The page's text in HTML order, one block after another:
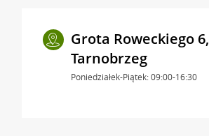
Grota Roweckiego 6,
Tarnobrzeg
Poniedziałek-Piątek: 09:00-16:30